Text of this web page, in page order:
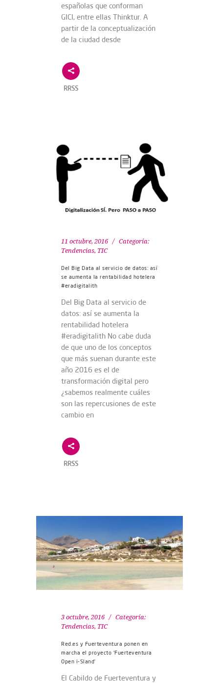
españolas que conforman
GICI, entre ellas Thinktur. A
partir de la conceptualización
de la ciudad desde
RRSS
11 octubre, 2016
Categoría:
Tendencias, TIC
Del Big Data al servicio de datos: así
se aumenta la rentabilidad hotelera
#eradigitalith
Del Big Data al servicio de
datos: así se aumenta la
rentabilidad hotelera
#eradigitalith No cabe duda
de que uno de los conceptos
que más suenan durante este
año 2016 es el de
transformación digital pero
¿sabemos realmente cuáles
son las repercusiones de este
cambio en
RRSS
3 octubre, 2016
Categoría:
Tendencias, TIC
Red.es y Fuerteventura ponen en
marcha el proyecto ‘Fuerteventura
Open i-Sland’
El Cabildo de Fuerteventura y